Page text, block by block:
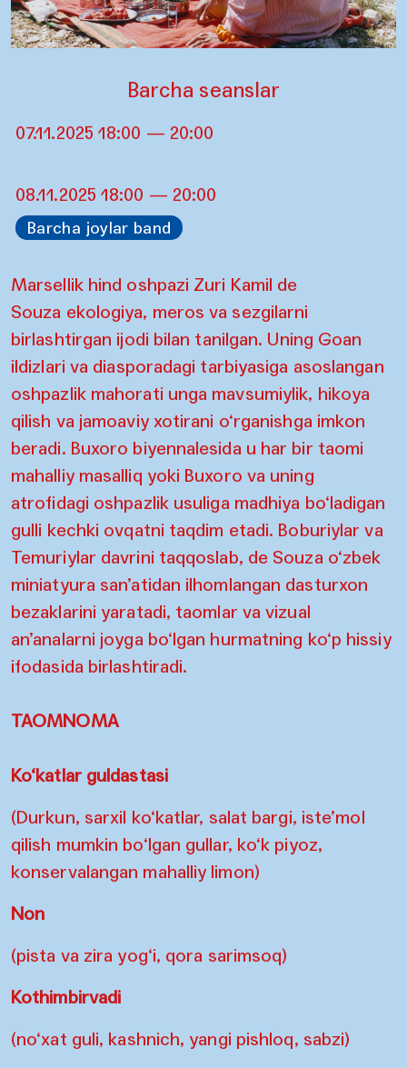
Barcha seanslar
07.11.2025 18:00 — 20:00
08.11.2025 18:00 — 20:00
Barcha joylar band
Marsellik hind oshpazi Zuri Kamil de
Souza ekologiya, meros va sezgilarni
birlashtirgan ijodi bilan tanilgan. Uning Goan
ildizlari va diasporadagi tarbiyasiga asoslangan
oshpazlik mahorati unga mavsumiylik, hikoya
qilish va jamoaviy xotirani o‘rganishga imkon
beradi. Buxoro biyennalesida u har bir taomi
mahalliy masalliq yoki Buxoro va uning
atrofidagi oshpazlik usuliga madhiya bo‘ladigan
gulli kechki ovqatni taqdim etadi. Boburiylar va
Temuriylar davrini taqqoslab, de Souza o‘zbek
miniatyura san’atidan ilhomlangan dasturxon
bezaklarini yaratadi, taomlar va vizual
an’analarni joyga bo‘lgan hurmatning ko‘p hissiy
ifodasida birlashtiradi.
TAOMNOMA
Ko‘katlar guldastasi
(Durkun, sarxil ko‘katlar, salat bargi, iste’mol
qilish mumkin bo‘lgan gullar, ko‘k piyoz,
konservalangan mahalliy limon)
Non
(pista va zira yog‘i, qora sarimsoq)
Kothimbirvadi
(no‘xat guli, kashnich, yangi pishloq, sabzi)